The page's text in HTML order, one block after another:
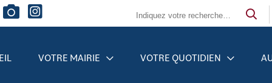
VOTRE MAIRIE VOTRE QUOTIDIEN